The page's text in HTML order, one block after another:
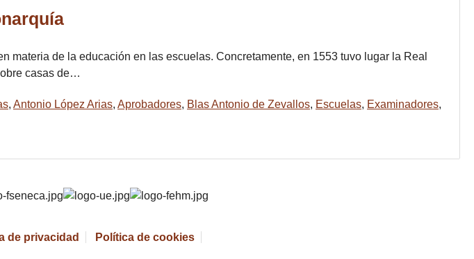
materia de la educación en las escuelas. Concretamente, en 1553 tuvo lugar la Real
casas de…
, Antonio López Arias, Aprobadores, Blas Antonio de Zevallos, Escuelas, Examinadores,
de privacidad Política de cookies